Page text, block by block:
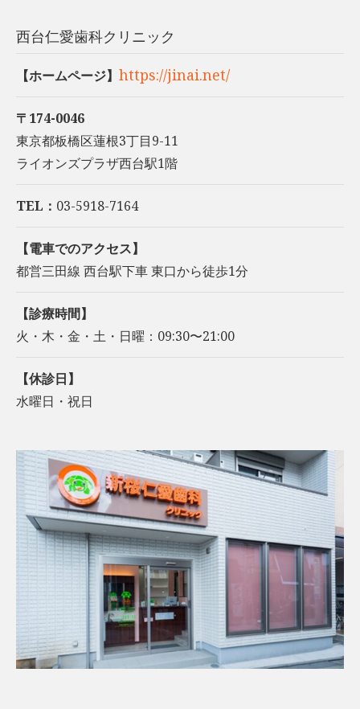
西台仁愛歯科クリニック
【ホームページ】 https://jinai.net/
〒174-0046
東京都板橋区蓮根3丁目9-11
ライオンズプラザ西台駅1階
TEL： 03-5918-7164
【電車でのアクセス】
都営三田線 西台駅下車 東口から徒歩1分
【診療時間】
火・木・金・土・日曜：09:30〜21:00
【休診日】
水曜日・祝日